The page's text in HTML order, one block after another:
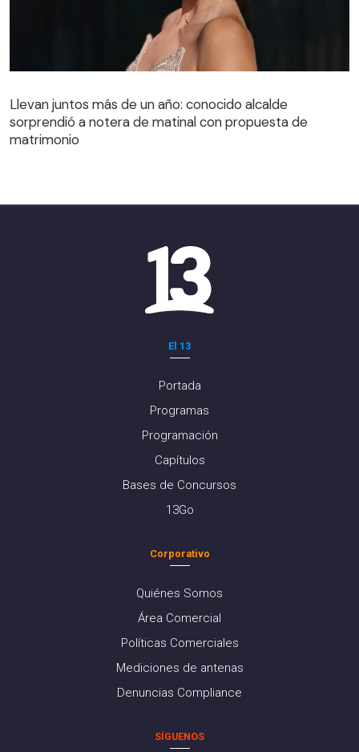
Llevan juntos más de un año: conocido alcalde
sorprendió a notera de matinal con propuesta de
matrimonio
El 13
Portada
Programas
Programación
Capítulos
Bases de Concursos
13Go
Corporativo
Quiénes Somos
Área Comercial
Políticas Comerciales
Mediciones de antenas
Denuncias Compliance
SÍGUENOS